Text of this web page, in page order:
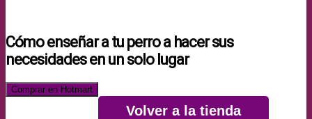
Cómo enseñar a tu perro a hacer sus
necesidades en un solo lugar
Comprar en Hotmart
Volver a la tienda